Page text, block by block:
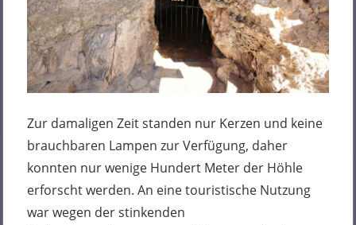
Zur damaligen Zeit standen nur Kerzen und keine
brauchbaren Lampen zur Verfügung, daher
konnten nur wenige Hundert Meter der Höhle
erforscht werden. An eine touristische Nutzung
war wegen der stinkenden